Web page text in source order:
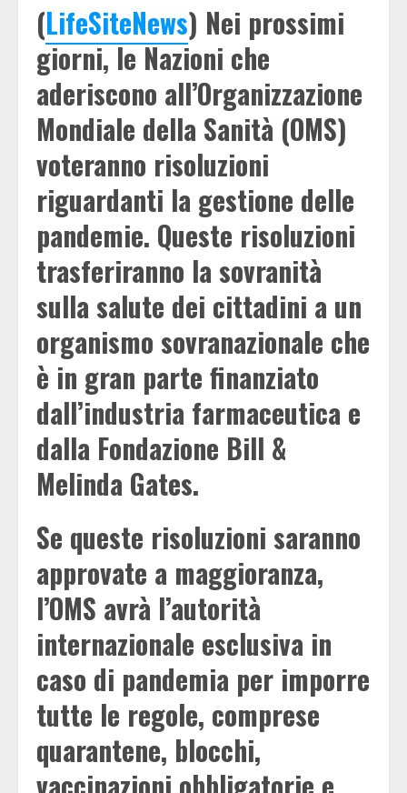
(LifeSiteNews) Nei prossimi
giorni, le Nazioni che
aderiscono all’Organizzazione
Mondiale della Sanità (OMS)
voteranno risoluzioni
riguardanti la gestione delle
pandemie. Queste risoluzioni
trasferiranno la sovranità
sulla salute dei cittadini a un
organismo sovranazionale che
è in gran parte finanziato
dall’industria farmaceutica e
dalla Fondazione Bill &
Melinda Gates.
Se queste risoluzioni saranno
approvate a maggioranza,
l’OMS avrà l’autorità
internazionale esclusiva in
caso di pandemia per imporre
tutte le regole, comprese
quarantene, blocchi,